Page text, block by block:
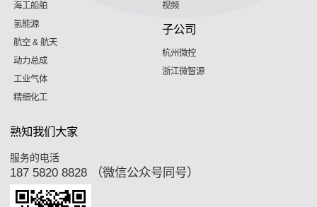
海工船舶
氢能源
航空 & 航天
动力总成
工业气体
精细化工
视频
子公司
杭州微控
浙江微智源
熟知我们大家
服务的电活
187 5820 8828 （微信公众号同号）